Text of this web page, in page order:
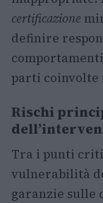
certificazione
definire
parti coinvolte
Rischi
Tra i punti
vulnerabilità
garanzie sulle